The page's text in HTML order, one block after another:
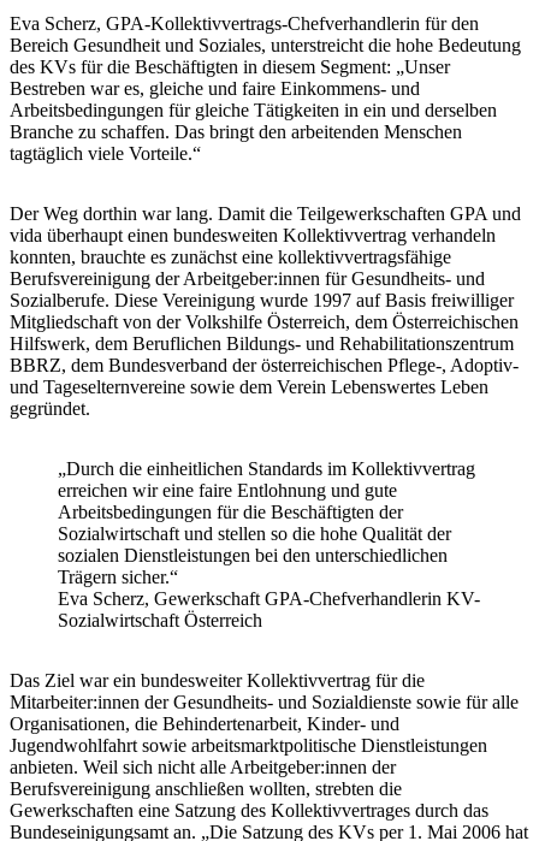
Eva Scherz, GPA-Kollektivvertrags-Chefverhandlerin für den
Bereich Gesundheit und Soziales, unterstreicht die hohe Bedeutung
des KVs für die Beschäftigten in diesem Segment: „Unser
Bestreben war es, gleiche und faire Einkommens- und
Arbeitsbedingungen für gleiche Tätigkeiten in ein und derselben
Branche zu schaffen. Das bringt den arbeitenden Menschen
tagtäglich viele Vorteile.“
Der Weg dorthin war lang. Damit die Teilgewerkschaften GPA und
vida überhaupt einen bundesweiten Kollektivvertrag verhandeln
konnten, brauchte es zunächst eine kollektivvertragsfähige
Berufsvereinigung der Arbeitgeber:innen für Gesundheits- und
Sozialberufe. Diese Vereinigung wurde 1997 auf Basis freiwilliger
Mitgliedschaft von der Volkshilfe Österreich, dem Österreichischen
Hilfswerk, dem Beruflichen Bildungs- und Rehabilitationszentrum
BBRZ, dem Bundesverband der österreichischen Pflege-, Adoptiv-
und Tageselternvereine sowie dem Verein Lebenswertes Leben
gegründet.
„Durch die einheitlichen Standards im Kollektivvertrag
erreichen wir eine faire Entlohnung und gute
Arbeitsbedingungen für die Beschäftigten der
Sozialwirtschaft und stellen so die hohe Qualität der
sozialen Dienstleistungen bei den unterschiedlichen
Trägern sicher.“
Eva Scherz, Gewerkschaft GPA-Chefverhandlerin KV-
Sozialwirtschaft Österreich
Das Ziel war ein bundesweiter Kollektivvertrag für die
Mitarbeiter:innen der Gesundheits- und Sozialdienste sowie für alle
Organisationen, die Behindertenarbeit, Kinder- und
Jugendwohlfahrt sowie arbeitsmarktpolitische Dienstleistungen
anbieten. Weil sich nicht alle Arbeitgeber:innen der
Berufsvereinigung anschließen wollten, strebten die
Gewerkschaften eine Satzung des Kollektivvertrages durch das
Bundeseinigungsamt an. „Die Satzung des KVs per 1. Mai 2006 hat